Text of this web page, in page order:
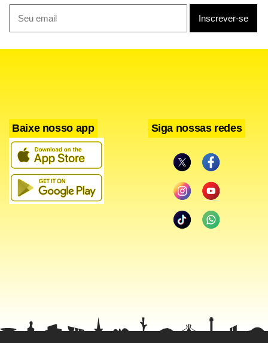
empresas que irão participar da licitação. Um consórcio,
formado pela mineradora Vale, a Andrade Gutierrez
Baixe nosso app Siga nossas redes